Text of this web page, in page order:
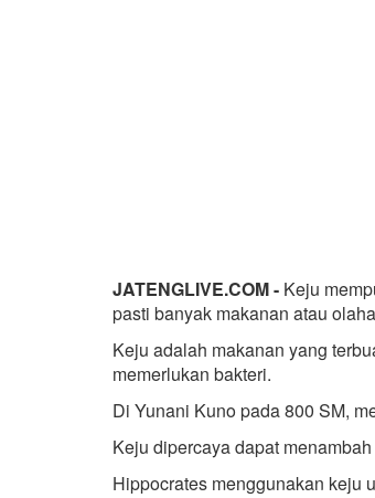
JATENGLIVE.COM - Keju
pasti banyak makanan atau
Keju adalah makanan yang
memerlukan bakteri.
Di Yunani Kuno pada 800 SM,
Keju dipercaya dapat
Hippocrates menggunakan keju